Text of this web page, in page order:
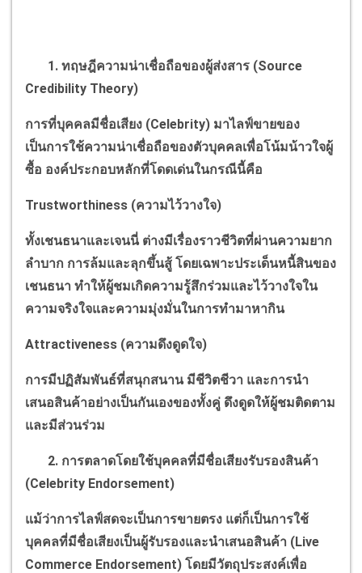
1. ทฤษฎีความน่าเชื่อถือของผู้ส่งสาร (Source
Credibility Theory)
การที่บุคคลมีชื่อเสียง (Celebrity) มาไลฟ์ขายของ
เป็นการใช้ความน่าเชื่อถือของตัวบุคคลเพื่อโน้มน้าวใจผู้
ซื้อ องค์ประกอบหลักที่โดดเด่นในกรณีนี้คือ
Trustworthiness (ความไว้วางใจ)
ทั้งเชนธนาและเจนนี่ ต่างมีเรื่องราวชีวิตที่ผ่านความยาก
ลำบาก การล้มและลุกขึ้นสู้ โดยเฉพาะประเด็นหนี้สินของ
เชนธนา ทำให้ผู้ชมเกิดความรู้สึกร่วมและไว้วางใจใน
ความจริงใจและความมุ่งมั่นในการทำมาหากิน
Attractiveness (ความดึงดูดใจ)
การมีปฏิสัมพันธ์ที่สนุกสนาน มีชีวิตชีวา และการนำ
เสนอสินค้าอย่างเป็นกันเองของทั้งคู่ ดึงดูดให้ผู้ชมติดตาม
และมีส่วนร่วม
2. การตลาดโดยใช้บุคคลที่มีชื่อเสียงรับรองสินค้า
(Celebrity Endorsement)
แม้ว่าการไลฟ์สดจะเป็นการขายตรง แต่ก็เป็นการใช้
บุคคลที่มีชื่อเสียงเป็นผู้รับรองและนำเสนอสินค้า (Live
Commerce Endorsement) โดยมีวัตถุประสงค์เพื่อ